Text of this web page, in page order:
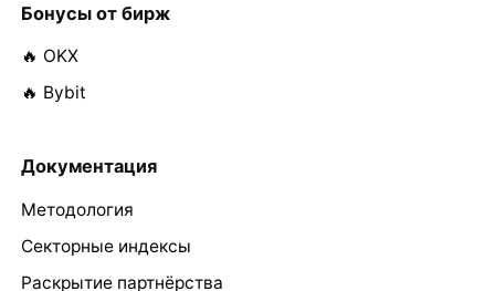
Бонусы от бирж
🔥 OKX
🔥 Bybit
Документация
Методология
Секторные индексы
Раскрытие партнёрства